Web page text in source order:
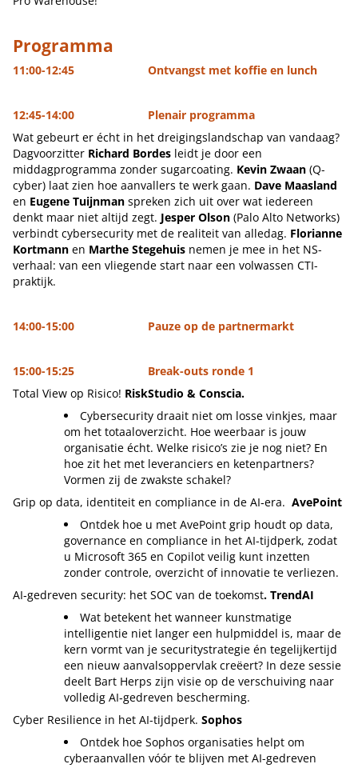
Programma
11:00-12:45 Ontvangst met koffie en lunch
12:45-14:00 Plenair programma
Wat gebeurt er écht in het dreigingslandschap van vandaag?
Dagvoorzitter Richard Bordes leidt je door een
middagprogramma zonder sugarcoating. Kevin Zwaan (Q-
cyber) laat zien hoe aanvallers te werk gaan. Dave Maasland
en Eugene Tuijnman spreken zich uit over wat iedereen
denkt maar niet altijd zegt. Jesper Olson (Palo Alto Networks)
verbindt cybersecurity met de realiteit van alledag. Florianne
Kortmann en Marthe Stegehuis nemen je mee in het NS-
verhaal: van een vliegende start naar een volwassen CTI-
praktijk.
14:00-15:00 Pauze op de partnermarkt
15:00-15:25 Break-outs ronde 1
Total View op Risico! RiskStudio & Conscia.
Cybersecurity draait niet om losse vinkjes, maar
om het totaaloverzicht. Hoe weerbaar is jouw
organisatie écht. Welke risico’s zie je nog niet? En
hoe zit het met leveranciers en ketenpartners?
Vormen zij de zwakste schakel?
Grip op data, identiteit en compliance in de AI‑era. AvePoint
Ontdek hoe u met AvePoint grip houdt op data,
governance en compliance in het AI-tijdperk, zodat
u Microsoft 365 en Copilot veilig kunt inzetten
zonder controle, overzicht of innovatie te verliezen.
AI‑gedreven security: het SOC van de toekomst. TrendAI
Wat betekent het wanneer kunstmatige
intelligentie niet langer een hulpmiddel is, maar de
kern vormt van je securitystrategie én tegelijkertijd
een nieuw aanvalsoppervlak creëert? In deze sessie
deelt Bart Herps zijn visie op de verschuiving naar
volledig AI‑gedreven bescherming.
Cyber Resilience in het AI-tijdperk. Sophos
Ontdek hoe Sophos organisaties helpt om
cyberaanvallen vóór te blijven met AI-gedreven